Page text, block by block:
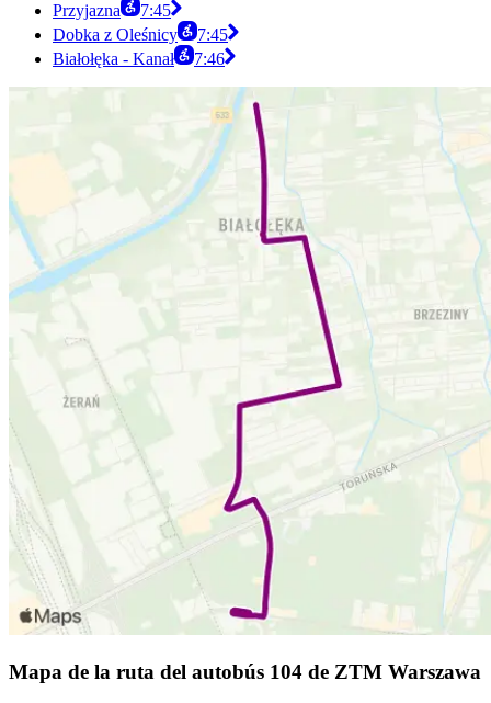
Przyjazna
7:45
Dobka z Oleśnicy
7:45
Białołęka - Kanał
7:46
Mapa de la ruta del autobús 104 de ZTM Warszawa